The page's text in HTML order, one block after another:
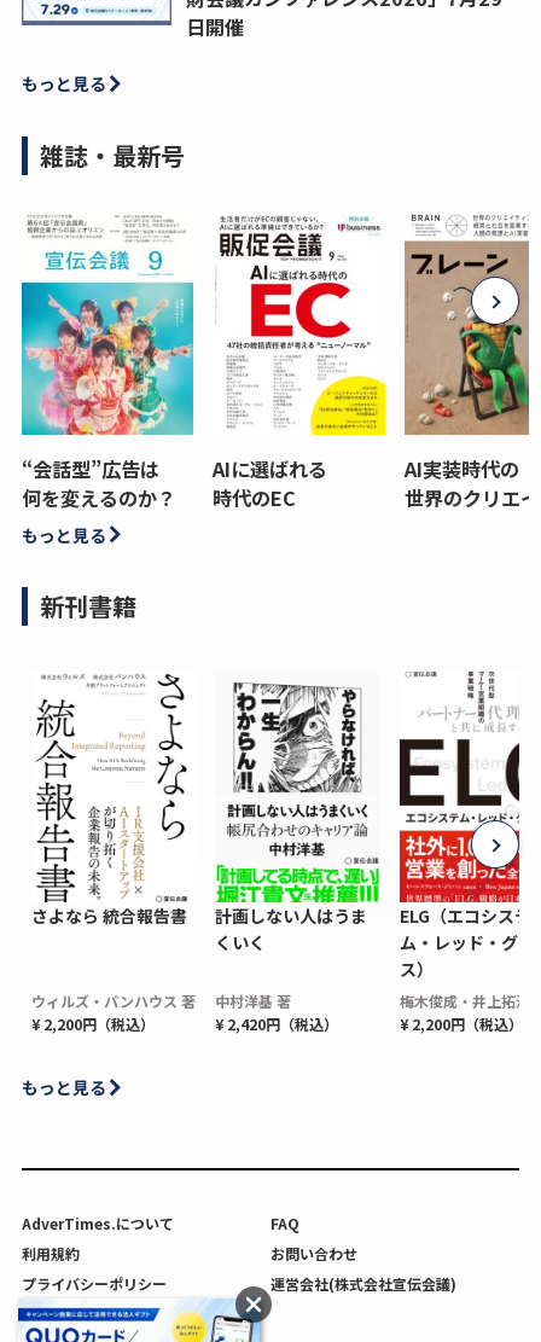
日開催
もっと見る
雑誌・最新号
“会話型”広告は
何を変えるのか？
AIに選ばれる
時代のEC
AI実装時代の
世界のクリエ
もっと見る
新刊書籍
さよなら 統合報告書
ウィルズ・パンハウス 著
¥ 2,200円（税込）
計画しない人はうま
くいく
中村洋基 著
¥ 2,420円（税込）
ELG（エコシステ
ム・レッド・グロ
ス）
梅木俊成・井上拓海
¥ 2,200円（税込）
もっと見る
AdverTimes.について
FAQ
利用規約
お問い合わせ
プライバシーポリシー
運営会社(株式会社宣伝会議)
利用者情報の外部送信について